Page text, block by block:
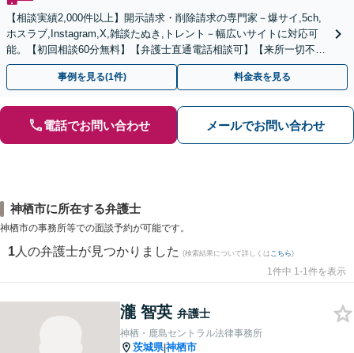
【相談実績2,000件以上】開示請求・削除請求の専門家－爆サイ,5ch,
ホスラブ,Instagram,X,雑談たぬき,トレント－幅広いサイトに対応可
能。【初回相談60分無料】【弁護士直通電話相談可】【来所一切不
要】【夜間・休日面談可】
事例を見る(1件) 料金表を見る
電話でお問い合わせ メールでお問い合わせ
神栖市に所在する弁護士
神栖市の事務所等での面談予約が可能です。
1 人の弁護士が見つかりました (検索結果について詳しくは こちら)
1件中 1-1件を表示
瀧 智英 弁護士
神栖・鹿島セントラル法律事務所
茨城県|神栖市